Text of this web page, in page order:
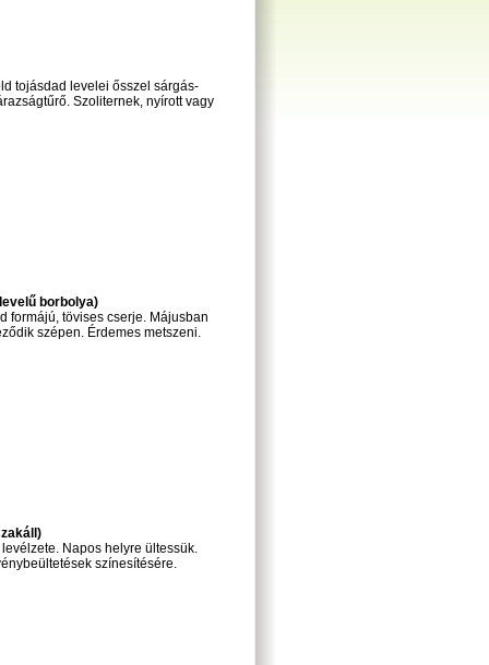
tojásdad levelei ősszel sárgás-
Szoliternek, nyírott vagy
borbolya)
formájú, tövises cserje. Májusban
szépen. Érdemes metszeni.
Napos helyre ültessük.
színesítésére.